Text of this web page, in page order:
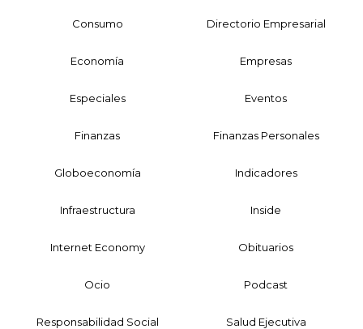
Consumo Directorio Empresarial
Economía Empresas
Especiales Eventos
Finanzas Finanzas Personales
Globoeconomía Indicadores
Infraestructura Inside
Internet Economy Obituarios
Ocio Podcast
Responsabilidad Social Salud Ejecutiva